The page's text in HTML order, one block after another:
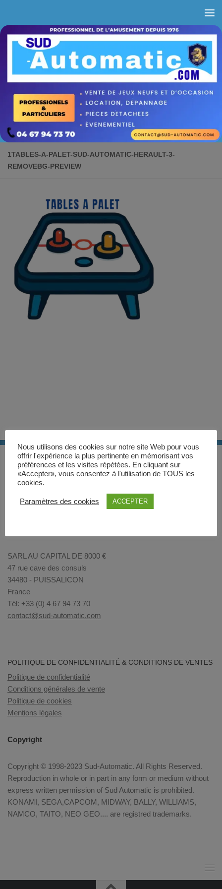
1TABLES-A-PALET-SUD-AUTOMATIC-HERAULT-3-
REMOVEBG-PREVIEW
SARL AU CAPITAL DE 8000 €
47 rue cave des consuls
34480 - PUISSALICON
France
Tél: +33 (0) 4 67 94 73 70
contact@sud-automatic.com
POLITIQUE DE CONFIDENTIALITÉ & CONDITIONS DE VENTES
Politique de confidentialité
Conditions générales de vente
Politique de cookies
Mentions légales
Copyright
Copyright © 1998-2023 Sud-Automatic. All Rights Reserved.
Reproduction in whole or in part in any form or medium without
express written permission of Sud Automatic is prohibited.
KONAMI, SEGA,CAPCOM, MIDWAY, BALLY, WILLIAMS,
NAMCO, TAITO, NEO GEO.... are registred trademarks.
Nous utilisons des cookies sur notre site Web pour vous
offrir l'expérience la plus pertinente en mémorisant vos
préférences et les visites répétées. En cliquant sur
«Accepter», vous consentez à l'utilisation de TOUS les
cookies.
Paramètres des cookies ACCEPTER